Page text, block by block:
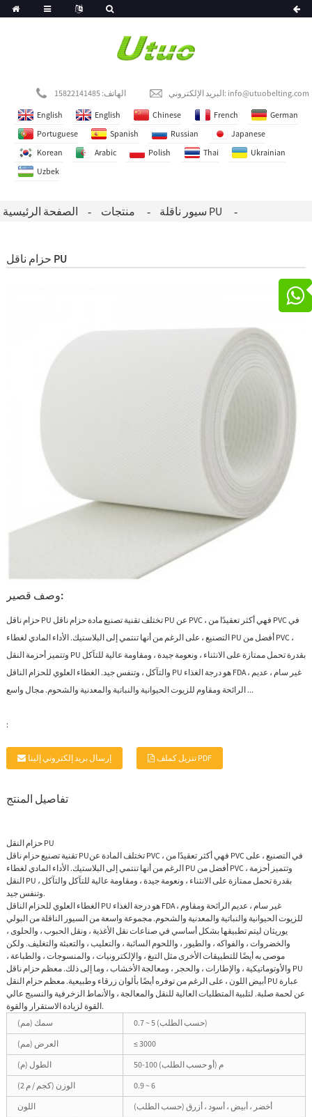
الهاتف: 15822141485 البريد الإلكتروني: info@utuobelting.com
English English Chinese French
German
Portuguese
Spanish Russian
Japanese
Korean
Arabic Polish Thai
Ukrainian
Uzbek
الصفحة الرئيسية منتجات سيور ناقلة PU
حزام ناقل PU
وصف قصير:
حزام ناقل PU تختلف تقنية تصنيع مادة حزام ناقل PU عن PVC ، فهي أكثر تعقيدًا من PVC في
التصنيع ، على الرغم من أنها تنتمي إلى البلاستيك. الأداء المادي لغطاء PU أفضل من PVC ،
وتتميز أحزمة النقل PU بقدرة تحمل ممتازة على الانثناء ، ونعومة جيدة ، ومقاومة عالية للتآكل
والتآكل ، وتنفس جيد. الغطاء العلوي للحزام الناقل PU هو درجة الغذاء FDA ، غير سام ، عديم
الرائحة ومقاوم للزيوت الحيوانية والنباتية والمعدنية والشحوم. مجال واسع ...
:
إرسال بريد إلكتروني إلينا تنزيل كملف PDF
تفاصيل المنتج
حزام النقل PU
تقنية تصنيعحزام ناقل PUتختلف المادة عن PVC ، فهي أكثر تعقيدًا من PVC في التصنيع ، على
الرغم من أنها تنتمي إلى البلاستيك. الأداء المادي لغطاء PU أفضل من PVC ، وتتميز أحزمة
النقل PU بقدرة تحمل ممتازة على الانثناء ، ونعومة جيدة ، ومقاومة عالية للتآكل والتآكل ،
وتنفس جيد.
الغطاء العلوي للحزام الناقل PU هو درجة الغذاء FDA ، غير سام ، عديم الرائحة ومقاوم
للزيوت الحيوانية والنباتية والمعدنية والشحوم. مجموعة واسعة من السيور الناقلة من البولي
يوريثان ليتم تطبيقها بشكل أساسي في صناعات نقل الأغذية ، ونقل الحبوب ، والحلوى ،
والخضروات ، والفواكه ، والطيور ، واللحوم السائبة ، والتعليب ، والتعبئة والتغليف. ولكن
موصى به أيضًا للتطبيقات الأخرى مثل التبغ ، والإلكترونيات ، والمنسوجات ، والطباعة ،
والأوتوماتيكية ، والإطارات ، والحجر ، ومعالجة الأخشاب ، وما إلى ذلك. معظم حزام ناقل PU
أبيض اللون ، على الرغم من توفره أيضًا بألوان زرقاء وطبيعية. معظم حزام النقل PU عبارة
عن لحمة صلبة. لتلبية المتطلبات العالية للنقل والمعالجة ، والأنماط الزخرفية والنسيج عالي
القوة لزيادة الاستقرار والقوة.
سمك (مم)
0.7 ~ 5 (حسب الطلب)
العرض (مم)
≤ 3000
الطول (م)
50-100 م (أو حسب الطلب)
الوزن (كجم / م 2)
0.9 ~ 6
اللون
أخضر ، أبيض ، أسود ، أزرق (حسب الطلب)
